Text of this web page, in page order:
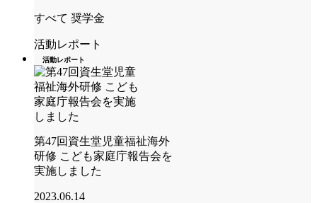
すべて 奨学金
活動レポート
活動レポート
第47回資生堂児童福祉海外
研修 こども家庭庁報告会を
実施しました
2023.06.14